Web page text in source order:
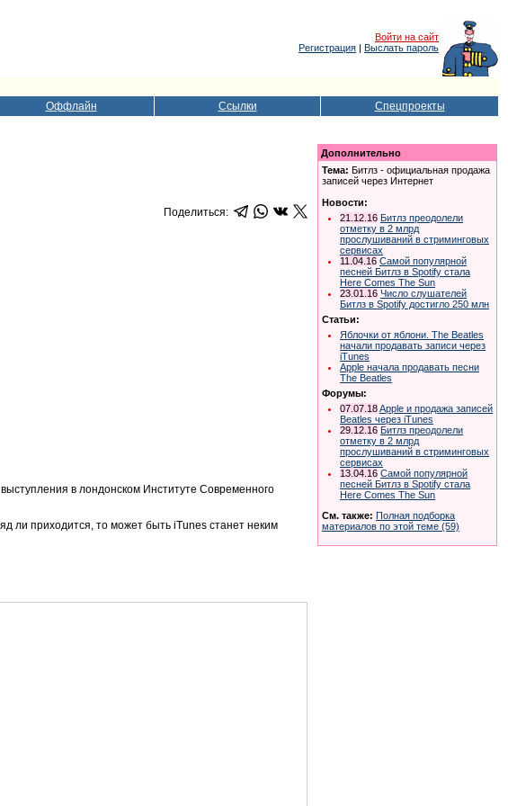
Войти на сайт
Регистрация | Выслать пароль
Оффлайн Ссылки Спецпроекты
Поделиться:
в лондонском Институте Современного
ли приходится, то может быть iTunes станет неким
Дополнительно
Тема: Битлз - официальная продажа
записей через Интернет
Новости:
21.12.16 Битлз преодолели
отметку в 2 млрд
прослушиваний в стриминговых
сервисах
11.04.16 Самой популярной
песней Битлз в Spotify стала
Here Comes The Sun
23.01.16 Число слушателей
Битлз в Spotify достигло 250 млн
Статьи:
Яблочки от яблони. The Beatles
начали продавать записи через
iTunes
Apple начала продавать песни
The Beatles
Форумы:
07.07.18Apple и продажа записей
Beatles через iTunes
29.12.16 Битлз преодолели
отметку в 2 млрд
прослушиваний в стриминговых
сервисах
13.04.16 Самой популярной
песней Битлз в Spotify стала
Here Comes The Sun
См. также: Полная подборка
материалов по этой теме (59)